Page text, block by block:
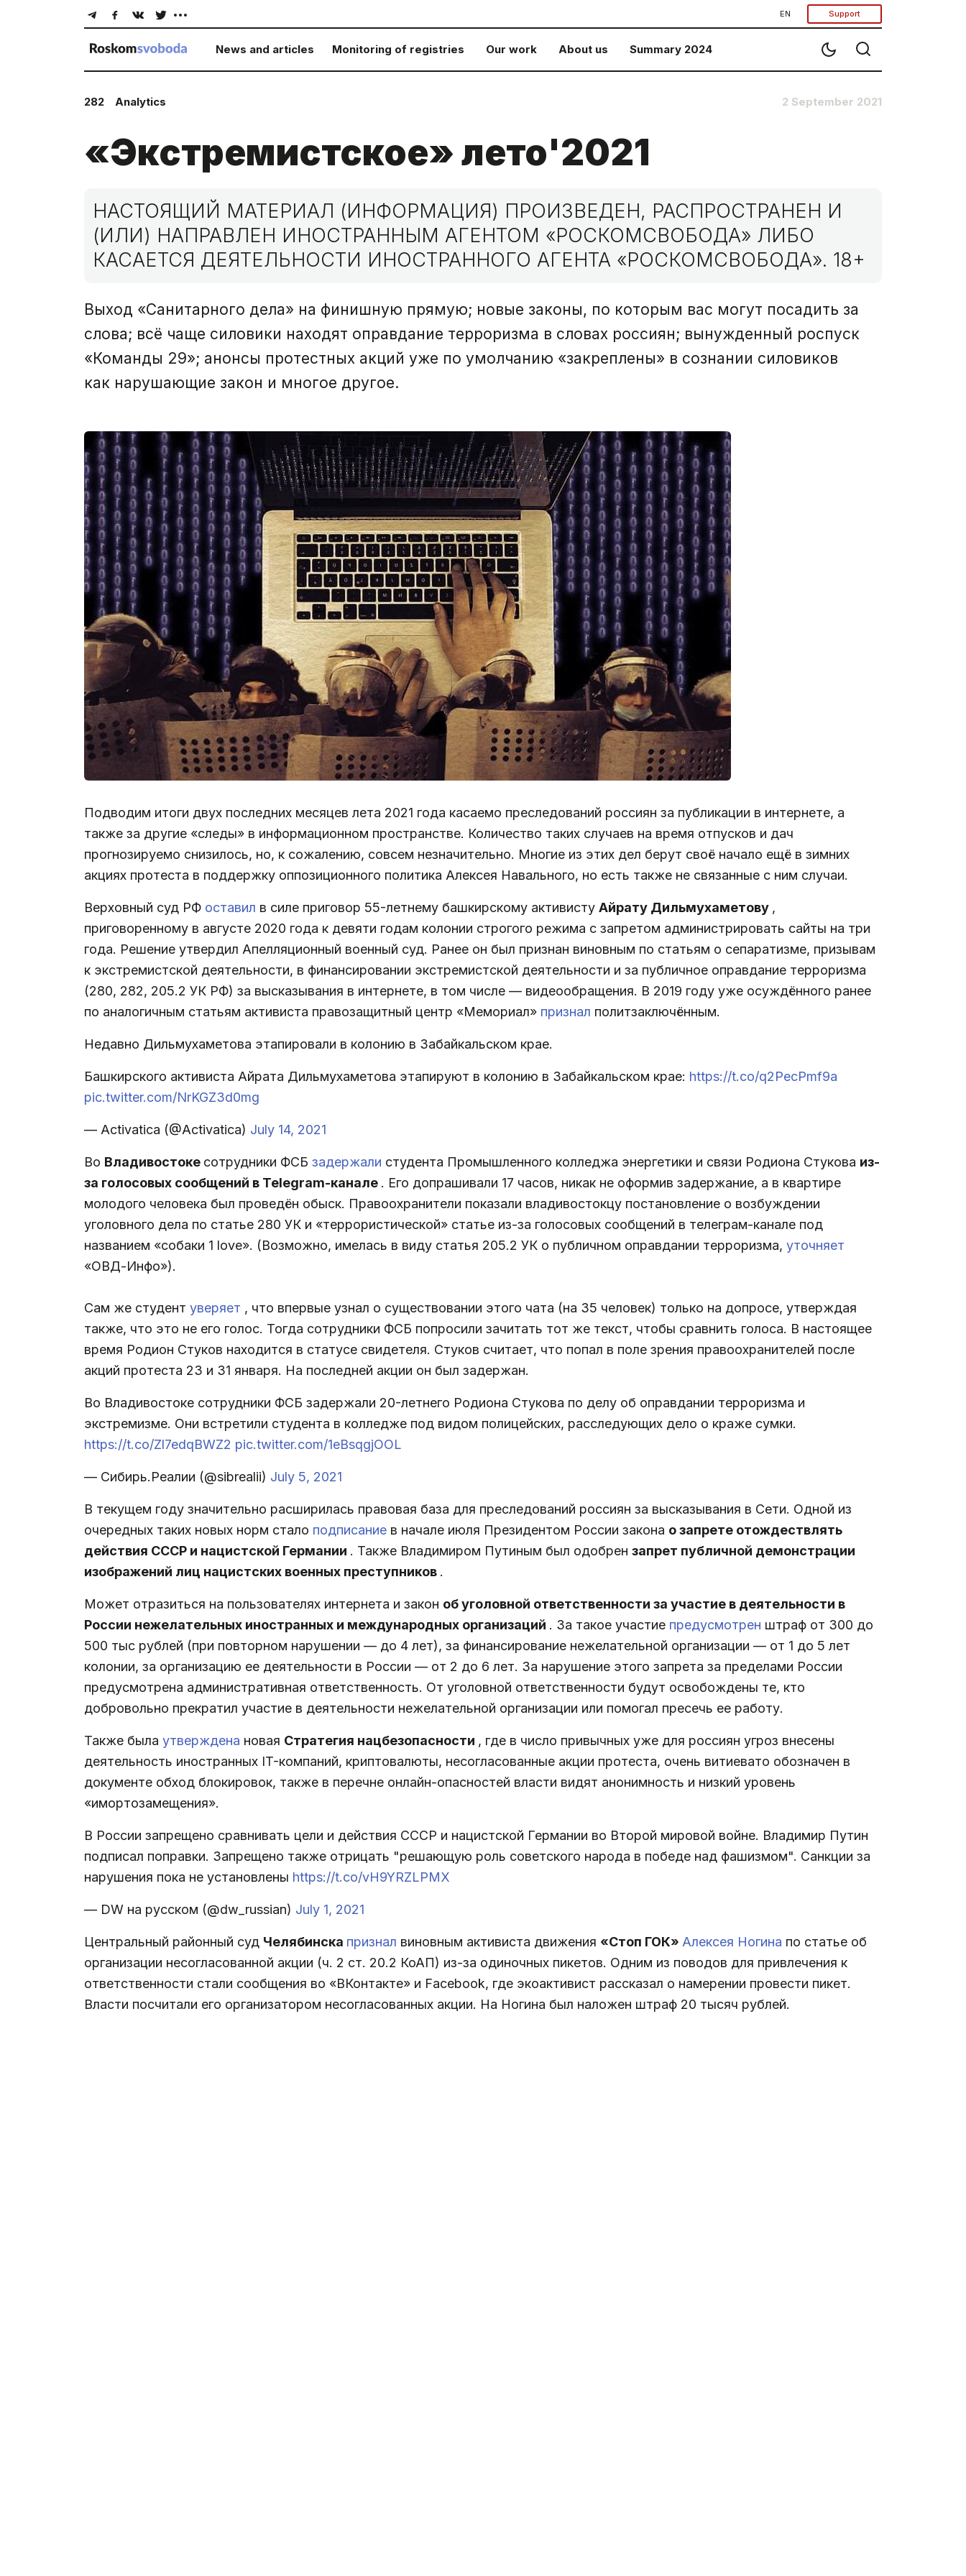
EN Support
News and articles Monitoring of registries Our work About us Summary 2024
282 Analytics 2 September 2021
«Экстремистское» лето'2021
НАСТОЯЩИЙ МАТЕРИАЛ (ИНФОРМАЦИЯ) ПРОИЗВЕДЕН, РАСПРОСТРАНЕН И
(ИЛИ) НАПРАВЛЕН ИНОСТРАННЫМ АГЕНТОМ «РОСКОМСВОБОДА» ЛИБО
КАСАЕТСЯ ДЕЯТЕЛЬНОСТИ ИНОСТРАННОГО АГЕНТА «РОСКОМСВОБОДА». 18+
Выход «Санитарного дела» на финишную прямую; новые законы, по которым вас могут посадить за
слова; всё чаще силовики находят оправдание терроризма в словах россиян; вынужденный роспуск
«Команды 29»; анонсы протестных акций уже по умолчанию «закреплены» в сознании силовиков
как нарушающие закон и многое другое.
Подводим итоги двух последних месяцев лета 2021 года касаемо преследований россиян за публикации в интернете, а
также за другие «следы» в информационном пространстве. Количество таких случаев на время отпусков и дач
прогнозируемо снизилось, но, к сожалению, совсем незначительно. Многие из этих дел берут своё начало ещё в зимних
акциях протеста в поддержку оппозиционного политика Алексея Навального, но есть также не связанные с ним случаи.
Верховный суд РФ оставил в силе приговор 55-летнему башкирскому активисту Айрату Дильмухаметову ,
приговоренному в августе 2020 года к девяти годам колонии строгого режима с запретом администрировать сайты на три
года. Решение утвердил Апелляционный военный суд. Ранее он был признан виновным по статьям о сепаратизме, призывам
к экстремистской деятельности, в финансировании экстремистской деятельности и за публичное оправдание терроризма
(280, 282, 205.2 УК РФ) за высказывания в интернете, в том числе — видеообращения. В 2019 году уже осуждённого ранее
по аналогичным статьям активиста правозащитный центр «Мемориал» признал политзаключённым.
Недавно Дильмухаметова этапировали в колонию в Забайкальском крае.
Башкирского активиста Айрата Дильмухаметова этапируют в колонию в Забайкальском крае: https://t.co/q2PecPmf9a
pic.twitter.com/NrKGZ3d0mg
— Activatica (@Activatica) July 14, 2021
Во Владивостоке сотрудники ФСБ задержали студента Промышленного колледжа энергетики и связи Родиона Стукова из-
за голосовых сообщений в Telegram-канале . Его допрашивали 17 часов, никак не оформив задержание, а в квартире
молодого человека был проведён обыск. Правоохранители показали владивостокцу постановление о возбуждении
уголовного дела по статье 280 УК и «террористической» статье из-за голосовых сообщений в телеграм-канале под
названием «собаки 1 love». (Возможно, имелась в виду статья 205.2 УК о публичном оправдании терроризма, уточняет
«ОВД-Инфо»).
Сам же студент уверяет , что впервые узнал о существовании этого чата (на 35 человек) только на допросе, утверждая
также, что это не его голос. Тогда сотрудники ФСБ попросили зачитать тот же текст, чтобы сравнить голоса. В настоящее
время Родион Стуков находится в статусе свидетеля. Стуков считает, что попал в поле зрения правоохранителей после
акций протеста 23 и 31 января. На последней акции он был задержан.
Во Владивостоке сотрудники ФСБ задержали 20-летнего Родиона Стукова по делу об оправдании терроризма и
экстремизме. Они встретили студента в колледже под видом полицейских, расследующих дело о краже сумки.
https://t.co/Zl7edqBWZ2 pic.twitter.com/1eBsqgjOOL
— Сибирь.Реалии (@sibrealii) July 5, 2021
В текущем году значительно расширилась правовая база для преследований россиян за высказывания в Сети. Одной из
очередных таких новых норм стало подписание в начале июля Президентом России закона о запрете отождествлять
действия СССР и нацистской Германии . Также Владимиром Путиным был одобрен запрет публичной демонстрации
изображений лиц нацистских военных преступников .
Может отразиться на пользователях интернета и закон об уголовной ответственности за участие в деятельности в
России нежелательных иностранных и международных организаций . За такое участие предусмотрен штраф от 300 до
500 тыс рублей (при повторном нарушении — до 4 лет), за финансирование нежелательной организации — от 1 до 5 лет
колонии, за организацию ее деятельности в России — от 2 до 6 лет. За нарушение этого запрета за пределами России
предусмотрена административная ответственность. От уголовной ответственности будут освобождены те, кто
добровольно прекратил участие в деятельности нежелательной организации или помогал пресечь ее работу.
Также была утверждена новая Стратегия нацбезопасности , где в число привычных уже для россиян угроз внесены
деятельность иностранных IT-компаний, криптовалюты, несогласованные акции протеста, очень витиевато обозначен в
документе обход блокировок, также в перечне онлайн-опасностей власти видят анонимность и низкий уровень
«имортозамещения».
В России запрещено сравнивать цели и действия СССР и нацистской Германии во Второй мировой войне. Владимир Путин
подписал поправки. Запрещено также отрицать "решающую роль советского народа в победе над фашизмом". Санкции за
нарушения пока не установлены https://t.co/vH9YRZLPMX
— DW на русском (@dw_russian) July 1, 2021
Центральный районный суд Челябинска признал виновным активиста движения «Стоп ГОК» Алексея Ногина по статье об
организации несогласованной акции (ч. 2 ст. 20.2 КоАП) из-за одиночных пикетов. Одним из поводов для привлечения к
ответственности стали сообщения во «ВКонтакте» и Facebook, где экоактивист рассказал о намерении провести пикет.
Власти посчитали его организатором несогласованных акции. На Ногина был наложен штраф 20 тысяч рублей.